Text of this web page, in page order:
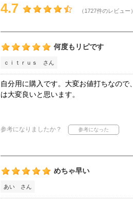
4.7 （1727件のレビュー）
何度もリピです
ｃｉｔｒｕｓ さん
自分用に購入です。大変お値打ちなの
は大変良いと思います。
参考になりましたか？
めちゃ早い
あい さん